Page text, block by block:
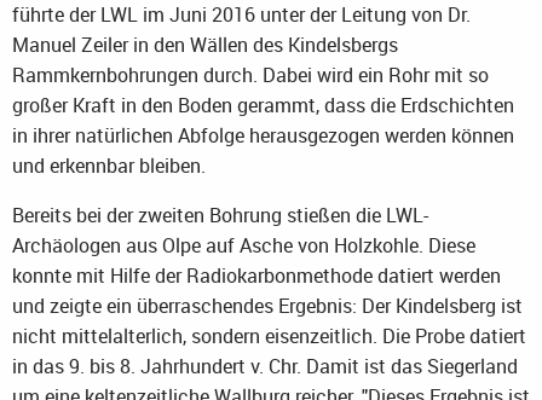
führte der LWL im Juni 2016 unter der Leitung von Dr.
Manuel Zeiler in den Wällen des Kindelsbergs
Rammkernbohrungen durch. Dabei wird ein Rohr mit so
großer Kraft in den Boden gerammt, dass die Erdschichten
in ihrer natürlichen Abfolge herausgezogen werden können
und erkennbar bleiben.
Bereits bei der zweiten Bohrung stießen die LWL-
Archäologen aus Olpe auf Asche von Holzkohle. Diese
konnte mit Hilfe der Radiokarbonmethode datiert werden
und zeigte ein überraschendes Ergebnis: Der Kindelsberg ist
nicht mittelalterlich, sondern eisenzeitlich. Die Probe datiert
in das 9. bis 8. Jahrhundert v. Chr. Damit ist das Siegerland